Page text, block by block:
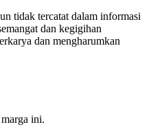
tidak tercatat dalam informasi
dan kegigihan
dan mengharumkan
ini.